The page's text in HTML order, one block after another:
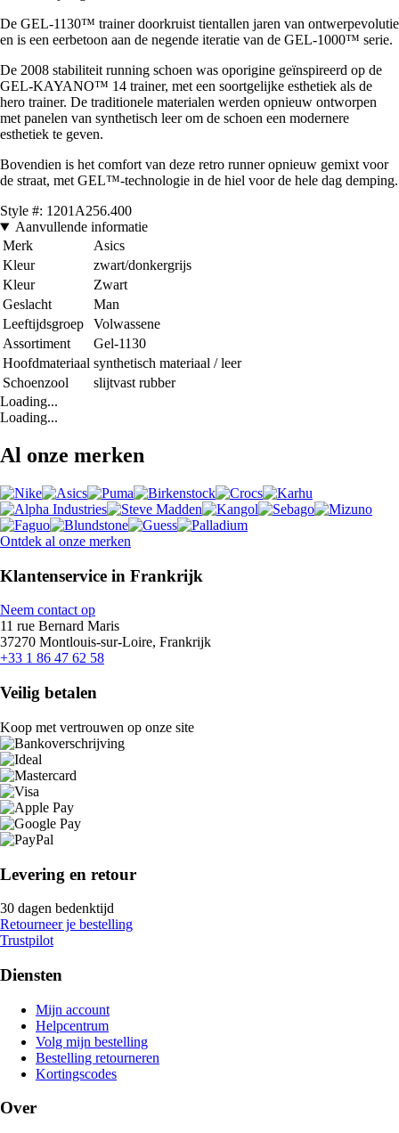
De GEL-1130™ trainer doorkruist tientallen jaren van ontwerpevolutie
en is een eerbetoon aan de negende iteratie van de GEL-1000™ serie.
De 2008 stabiliteit running schoen was oporigine geïnspireerd op de
GEL-KAYANO™ 14 trainer, met een soortgelijke esthetiek als de
hero trainer. De traditionele materialen werden opnieuw ontworpen
met panelen van synthetisch leer om de schoen een modernere
esthetiek te geven.
Bovendien is het comfort van deze retro runner opnieuw gemixt voor
de straat, met GEL™-technologie in de hiel voor de hele dag demping.
Style #: 1201A256.400
Aanvullende informatie
Merk
Asics
Kleur
zwart/donkergrijs
Kleur
Zwart
Geslacht
Man
Leeftijdsgroep
Volwassene
Assortiment
Gel-1130
Hoofdmateriaal synthetisch materiaal / leer
Schoenzool
slijtvast rubber
Loading...
Loading...
Al onze merken
Ontdek al onze merken
Klantenservice in Frankrijk
Neem contact op
11 rue Bernard Maris
37270 Montlouis-sur-Loire, Frankrijk
+33 1 86 47 62 58
Veilig betalen
Koop met vertrouwen op onze site
Levering en retour
30 dagen bedenktijd
Retourneer je bestelling
Trustpilot
Diensten
Mijn account
Helpcentrum
Volg mijn bestelling
Bestelling retourneren
Kortingscodes
Over